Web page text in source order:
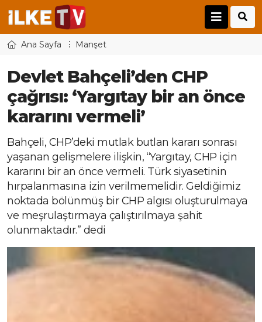
Ana Sayfa Manşet
Devlet Bahçeli’den CHP
çağrısı: ‘Yargıtay bir an önce
kararını vermeli’
Bahçeli, CHP’deki mutlak butlan kararı sonrası
yaşanan gelişmelere ilişkin, “Yargıtay, CHP için
kararını bir an önce vermeli. Türk siyasetinin
hırpalanmasına izin verilmemelidir. Geldiğimiz
noktada bölünmüş bir CHP algısı oluşturulmaya
ve meşrulaştırmaya çalıştırılmaya şahit
olunmaktadır.” dedi